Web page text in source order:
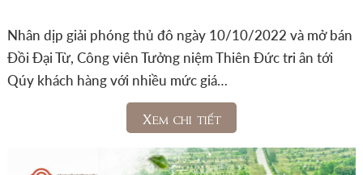
Nhân dịp giải phóng thủ đô ngày 10/10/2022 và mở bán
Đồi Đại Từ, Công viên Tưởng niệm Thiên Đức tri ân tới
Qúy khách hàng với nhiều mức giá…
Xem chi tiết